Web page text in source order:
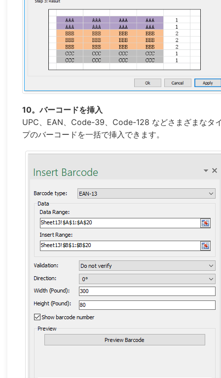
10。バーコードを挿入
UPC、EAN、Code-39、Code-128 などさまざまなタ
プのバーコードを一括で挿入できます。